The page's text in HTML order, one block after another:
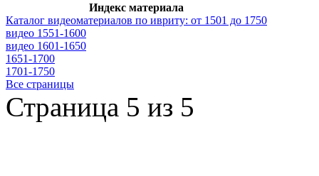
Индекс материала
Каталог видеоматериалов по ивриту: от 1501 до 1750
видео 1551-1600
видео 1601-1650
1651-1700
1701-1750
Все страницы
Страница 5 из 5